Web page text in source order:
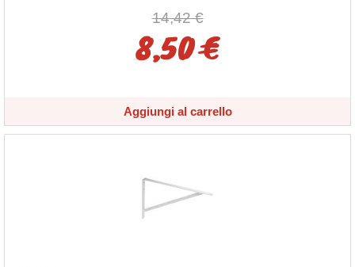
14,42 €
8,50 €
Aggiungi al carrello